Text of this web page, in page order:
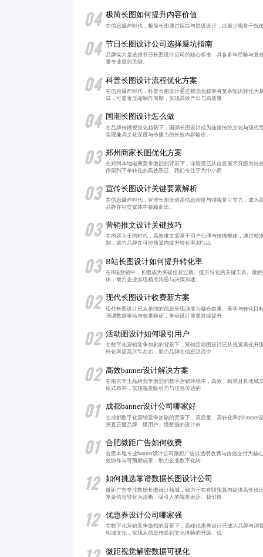
04 极简长图如何提升内容价值
在信息爆炸时代，极简长图通过留白与层级设计，以最少视觉干扰
04 节日长图设计公司选择避坑指南
品牌实力是选择节日长图设计公司的核心标准，具备多年经验与
量专业度的关键。
04 科普长图设计流程优化方案
在信息爆炸时代，科普长图设计通过视觉化叙事将复杂知识转化
成，可显著压缩制作周期，实现高效产出与高质量
04 国潮长图设计怎么做
在品牌传播视觉化趋势下，国潮长图设计成为连接传统文化与现
实现兼具文化深度与传播力的长效内容输出。
03 郑州商家长图优化方案
在郑州本地电商竞争激烈的背景下，详情页已从信息展示升级为
停留到下单转化的高效跃迁。我们专注于为中小商
03 宣传长图设计关键要素解析
在信息爆炸时代，宣传长图凭借高信息密度与强视觉引导力，成
品牌在社交媒体中脱颖而出。
03 营销推文设计关键技巧
在内容为王的时代，高效推文需基于用户心理与传播规律，通过
制，助力品牌在可控预算内提升转化率30%以
03 B站长图设计如何提升转化率
在B端营销中，长图成为突破信息过载、提升转化的关键工具。微
体，助力企业实现精准沟通与决策加速。
02 现代长图设计收费新方案
现代长图设计已从单纯的信息呈现演变为融合叙事、美学与转化
强调数据驱动与效果验证，推动设计质量持续提升
02 活动图设计如何吸引用户
在数字化营销竞争加剧的背景下，营销活动图设计已从视觉美化
转化率提高20%左右，助力品牌在信息洪流中
02 高效banner设计解决方案
在南京本土品牌竞争激烈的数字营销环境中，高效、精准且具地域
应式布局，实现视觉吸引力与信息传达的
01 成都banner设计公司哪家好
在成都数字化营销竞争加剧的背景下，高质量、高转化率的
择真正懂品牌、懂用户、懂数据的设计伙
01 合肥微距广告如何收费
合肥本地专业banner设计公司微距广告以透明收费与价值交付为
效协作与可预期成果，助力企业数字化转
12 如何挑选靠谱数据长图设计公司
微距广告专注数据长图设计领域，致力于在有限预算内提供高性
复杂信息转化为清晰、吸引人的视觉表达。我们擅
12 优惠券设计公司哪家强
在数字化营销竞争激烈的背景下，高端优惠券设计已成为品牌与
地域文化，实现从信息传递到文化体验的升级。优
微距视觉解密数据可视化